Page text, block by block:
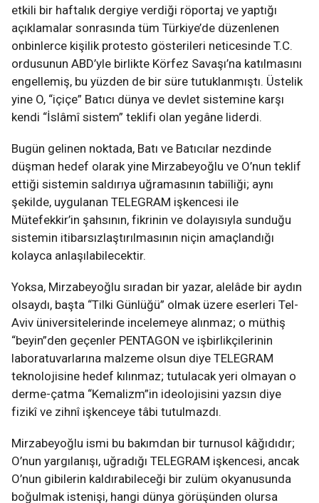
etkili bir haftalık dergiye verdiği röportaj ve yaptığı
açıklamalar sonrasında tüm Türkiye’de düzenlenen
onbinlerce kişilik protesto gösterileri neticesinde T.C.
ordusunun ABD’yle birlikte Körfez Savaşı’na katılmasını
engellemiş, bu yüzden de bir süre tutuklanmıştı. Üstelik
yine O, “içiçe” Batıcı dünya ve devlet sistemine karşı
kendi “İslâmî sistem” teklifi olan yegâne liderdi.
Bugün gelinen noktada, Batı ve Batıcılar nezdinde
düşman hedef olarak yine Mirzabeyoğlu ve O’nun teklif
ettiği sistemin saldırıya uğramasının tabiîliği; aynı
şekilde, uygulanan TELEGRAM işkencesi ile
Mütefekkir’in şahsının, fikrinin ve dolayısıyla sunduğu
sistemin itibarsızlaştırılmasının niçin amaçlandığı
kolayca anlaşılabilecektir.
Yoksa, Mirzabeyoğlu sıradan bir yazar, alelâde bir aydın
olsaydı, başta “Tilki Günlüğü” olmak üzere eserleri Tel-
Aviv üniversitelerinde incelemeye alınmaz; o müthiş
“beyin”den geçenler PENTAGON ve işbirlikçilerinin
laboratuvarlarına malzeme olsun diye TELEGRAM
teknolojisine hedef kılınmaz; tutulacak yeri olmayan o
derme-çatma “Kemalizm”in ideolojisini yazsın diye
fizikî ve zihnî işkenceye tâbi tutulmazdı.
Mirzabeyoğlu ismi bu bakımdan bir turnusol kâğıdıdır;
O’nun yargılanışı, uğradığı TELEGRAM işkencesi, ancak
O’nun gibilerin kaldırabileceği bir zulüm okyanusunda
boğulmak istenişi, hangi dünya görüşünden olursa